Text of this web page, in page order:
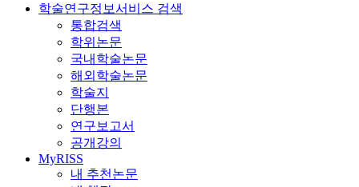
학술연구정보서비스 검색
통합검색
학위논문
국내학술논문
해외학술논문
학술지
단행본
연구보고서
공개강의
MyRISS
내 추천논문